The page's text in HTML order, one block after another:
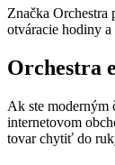
Značka Orchestra
otváracie hodiny a
Orchestra
Ak ste moderným
internetovom
tovar chytiť do